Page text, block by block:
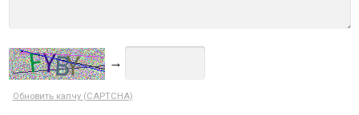
→
Обновить капчу (CAPTCHA)